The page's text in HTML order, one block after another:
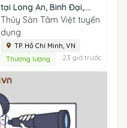
tại Long An, Bình Đại,....
Thủy Sản Tâm Việt tuyển
dụng
TP. Hồ Chí Minh, VN
Thương lượng
23 giờ trước